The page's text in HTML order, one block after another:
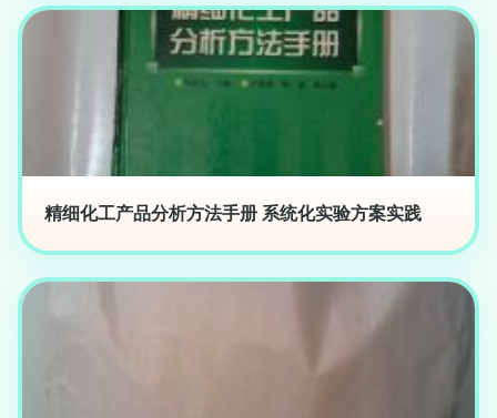
精细化工产品分析方法手册 系统化实验方案实践